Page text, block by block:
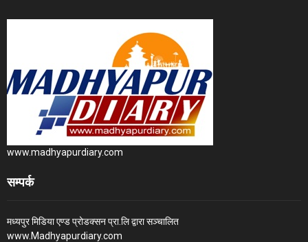
www.madhyapurdiary.com
सम्पर्क
मध्यपुर मिडिया एण्ड प्रोडक्सन प्रा.लि द्वारा सञ्चालित
www.Madhyapurdiary.com